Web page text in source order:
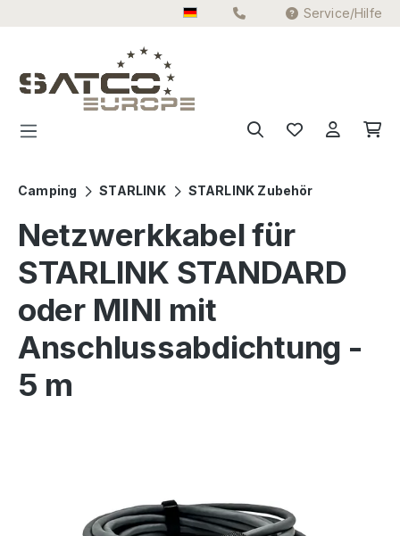
Zum Hauptinhalt springen Service/Hilfe
Camping STARLINK STARLINK Zubehör
Netzwerkkabel für
STARLINK STANDARD
oder MINI mit
Anschlussabdichtung -
5 m